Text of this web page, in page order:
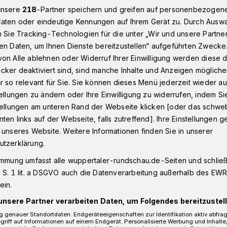
Donnerstag im Wuppertaler AOK-Haus
im AOK-Haus
renommierte Krimitag im Bergischen
dem Verein für deutschsprachige
Jahr in Kooperation mit der AOK. Am
um 19 Uhr geht’s im AOK-Haus an
zu.
218-Partner speichern und greifen auf
oder eindeutige Kennungen auf Ihrem Gerät zu. Durch
Sie Tracking-Technologien für die unter „Wir und unsere
Daten, um Ihnen Dienste bereitzustellen“ aufgeführten
Alle ablehnen oder Widerruf Ihrer Einwilligung werden diese
deaktiviert sind, sind manche Inhalte und Anzeigen
so relevant für Sie. Sie können dieses Menü jederzeit wieder
zu ändern oder Ihre Einwilligung zu widerrufen, indem
am unteren Rand der Webseite klicken [oder das
links auf der Webseite, falls zutreffend]. Ihre Einstellungen
Website. Weitere Informationen finden Sie in unserer
umfasst alle wuppertaler-rundschau.de-Seiten und
1 lit. a DSGVO auch die Datenverarbeitung außerhalb des
Partner verarbeiten Daten, um Folgendes
genauer Standortdaten. Endgeräteeigenschaften zur Identifikation aktiv
auf Informationen auf einem Endgerät. Personalisierte Werbung und